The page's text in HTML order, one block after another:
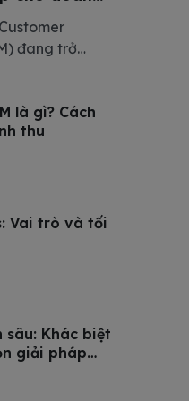
đang trở
và phân tích
là gì? Cách
thu
Vai trò và tối
sâu: Khác biệt
giải pháp